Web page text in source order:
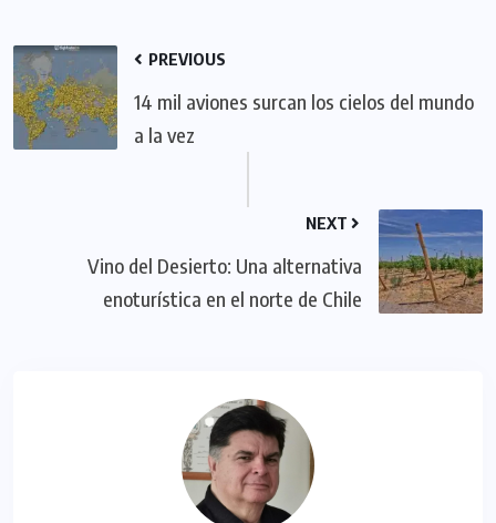
PREVIOUS
14 mil aviones surcan los cielos del mundo
a la vez
NEXT
Vino del Desierto: Una alternativa
enoturística en el norte de Chile